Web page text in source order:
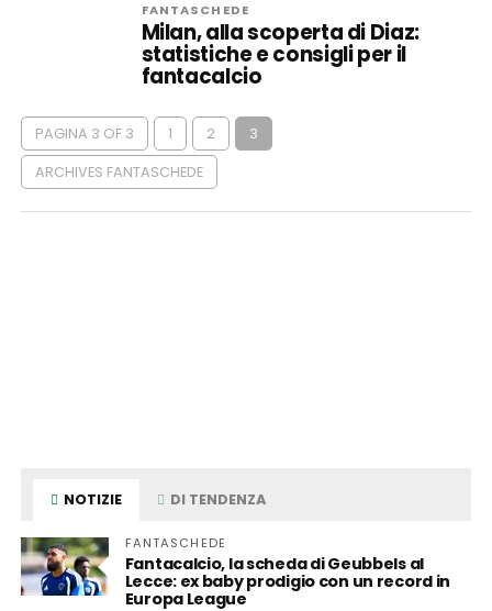
FANTASCHEDE
Milan, alla scoperta di Diaz:
statistiche e consigli per il
fantacalcio
PAGINA 3 OF 3 1 2 3
ARCHIVES FANTASCHEDE
NOTIZIE DI TENDENZA
FANTASCHEDE
Fantacalcio, la scheda di Geubbels al
Lecce: ex baby prodigio con un record in
Europa League